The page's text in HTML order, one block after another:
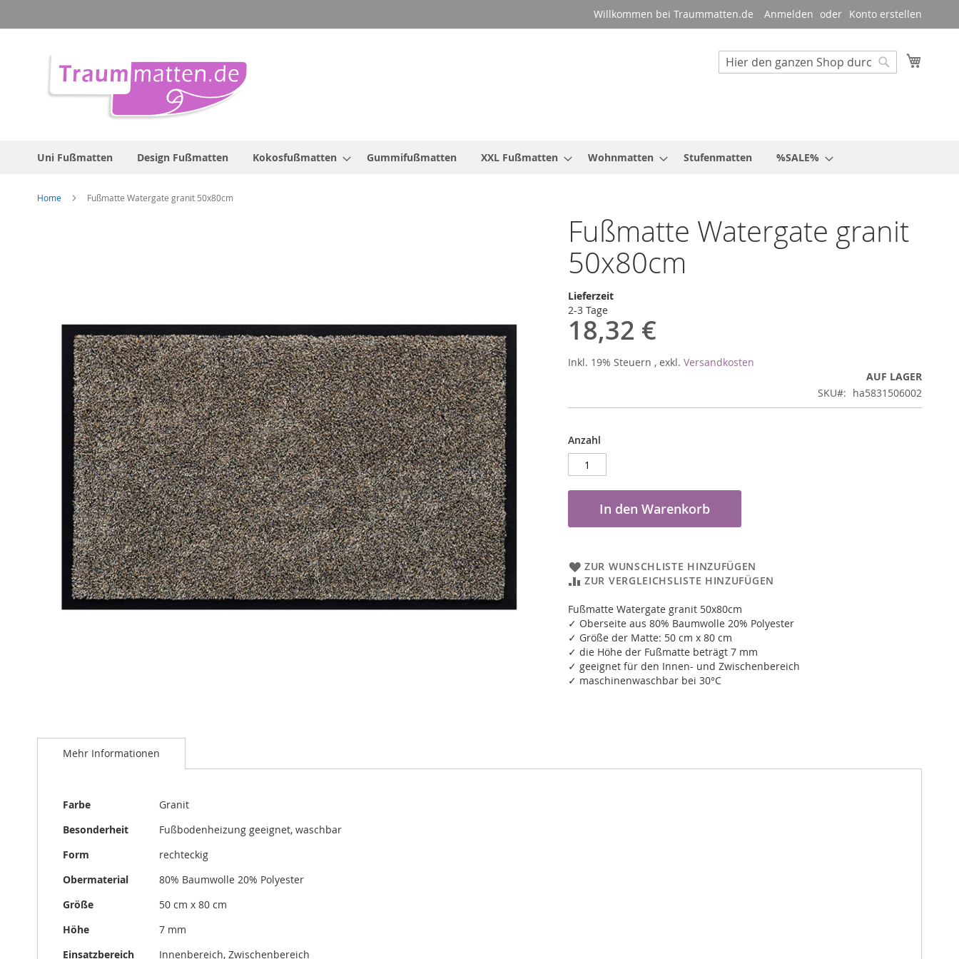
zum
Willkommen bei Traummatten.de Anmelden Konto erstellen
Suche
Uni Fußmatten Design Fußmatten Kokosfußmatten Gummifußmatten XXL Fußmatten Wohnmatten Stufenmatten %SALE%
Home Fußmatte Watergate granit 50x80cm
Fußmatte Watergate granit
50x80cm
Lieferzeit
2-3 Tage
18,32 €
Inkl. 19% Steuern , exkl. Versandkosten
AUF LAGER
SKU
ha5831506002
Anzahl
In den Warenkorb
ZUR WUNSCHLISTE HINZUFÜGEN
ZUR VERGLEICHSLISTE HINZUFÜGEN
Fußmatte Watergate granit 50x80cm
✓ Oberseite aus 80% Baumwolle 20% Polyester
✓ Größe der Matte: 50 cm x 80 cm
✓ die Höhe der Fußmatte beträgt 7 mm
✓ geeignet für den Innen- und Zwischenbereich
✓ maschinenwaschbar bei 30°C
Anfang
Mehr Informationen
Mehr
Farbe
Granit
Besonderheit
Fußbodenheizung geeignet, waschbar
Form
rechteckig
Obermaterial
80% Baumwolle 20% Polyester
Größe
50 cm x 80 cm
Höhe
7 mm
Einsatzbereich
Innenbereich, Zwischenbereich